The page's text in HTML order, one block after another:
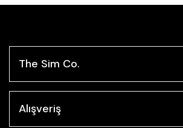
The Sim Co.
Alışveriş